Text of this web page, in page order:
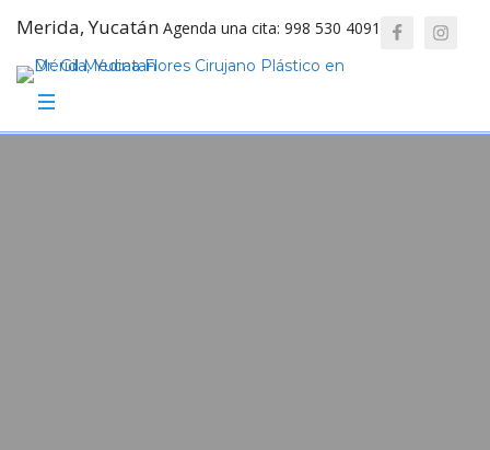
Merida, Yucatán Agenda una cita: 998 530 4091